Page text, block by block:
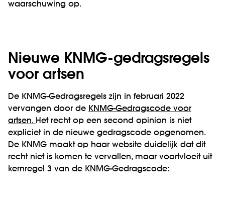
waarschuwing op.
Nieuwe KNMG-gedragsregels
voor artsen
De KNMG-Gedragsregels zijn in februari 2022
vervangen door de KNMG-Gedragscode voor
artsen. Het recht op een second opinion is niet
expliciet in de nieuwe gedragscode opgenomen.
De KNMG maakt op haar website duidelijk dat dit
recht niet is komen te vervallen, maar voortvloeit uit
kernregel 3 van de KNMG-Gedragscode: